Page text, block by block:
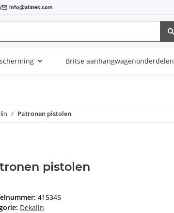
info@afatek.com
Britse aanhangwagenonderdelen
Patronen pistolen
pistolen
415345
Dekalin